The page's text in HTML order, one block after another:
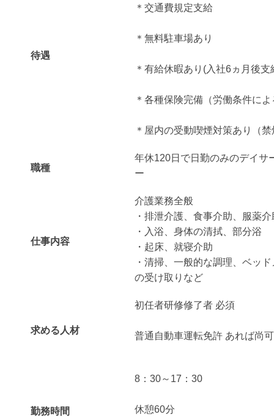
待遇
＊交通費規定支給
＊無料駐車場あり
＊有給休暇あり(入社6ヵ月後
＊各種保険完備（労働条件によ
＊屋内の受動喫煙対策あり（禁
職種
年休120日で日勤のみのデイサ
ー
仕事内容
介護業務全般
・排泄介護、食事介助、服薬介
・入浴、身体の清拭、部分浴
・起床、就寝介助
・清掃、一般的な調理、ベッ
の受け取りなど
求める人材
初任者研修修了者 必須
普通自動車運転免許 あれば尚可
勤務時間
8：30～17：30
休憩60分